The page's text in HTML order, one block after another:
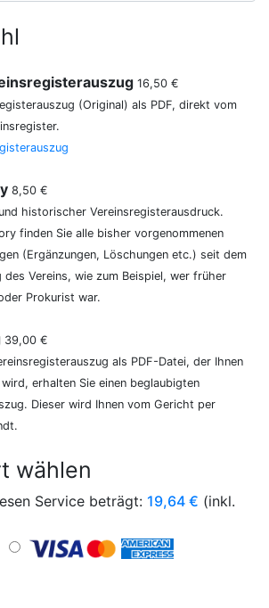
16,50 €
(Original) als PDF, direkt vom
8,50 €
historischer Vereinsregisterausdruck.
finden Sie alle bisher vorgenommenen
(Ergänzungen, Löschungen etc.) seit dem
des Vereins, wie zum Beispiel, wer früher
Prokurist war.
39,00 €
als PDF-Datei, der Ihnen
erhalten Sie einen beglaubigten
Dieser wird Ihnen vom Gericht per
wählen
Service beträgt: 19,64 € (inkl.